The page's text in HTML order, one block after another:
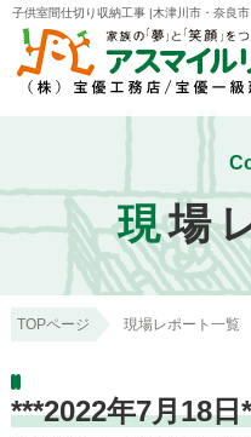
子供室間仕切り収納工事 |木津川市・奈良
優工務店アスマイルリフォーム
現場
TOPページ 現場レポート一覧
***2022年7月18